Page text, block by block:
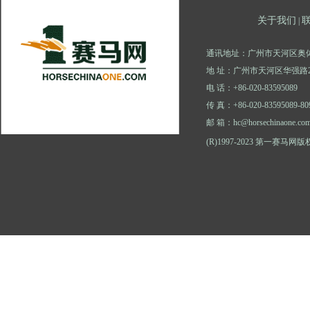
关于我们
通讯地址：广州市天河区奥
地 址：广州市天河区华强路
电 话：+86-020-83595089
传 真：+86-020-83595089-
邮 箱：
(R)1997-2023 第一赛马网版